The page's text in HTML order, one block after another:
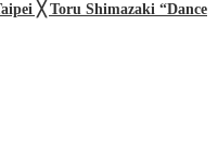
╳ Toru Shimazaki “Dance